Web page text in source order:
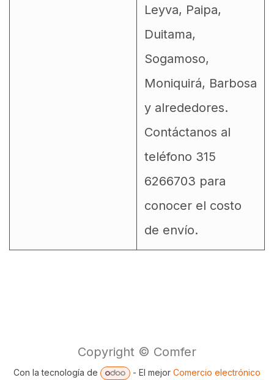
Leyva, Paipa,
Duitama,
Sogamoso,
Moniquirá, Barbosa
y alrededores.
Contáctanos al
teléfono 315
6266703 para
conocer el costo
de envío.
Copyright © Comfer
Con la tecnología de - El mejor Comercio electrónico